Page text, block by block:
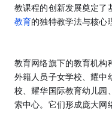
教课程的创新发展奠定了
教育的独特教学法与核心
教育网络旗下的教育机构
外籍人员子女学校、耀中
校、耀华国际教育幼儿园
索中心。它们形成庞大网